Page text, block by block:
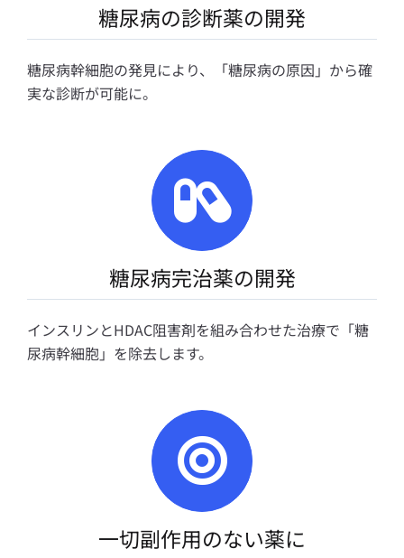
糖尿病の診断薬の開発
糖尿病幹細胞の発見により、「糖尿病の原因」から確
実な診断が可能に。
糖尿病完治薬の開発
インスリンとHDAC阻害剤を組み合わせた治療で「糖
尿病幹細胞」を除去します。
一切副作用のない薬に